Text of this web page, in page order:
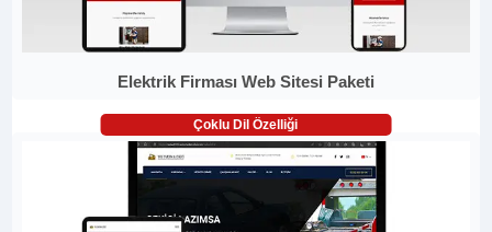
Elektrik Firması Web Sitesi Paketi
Çoklu Dil Özelliği